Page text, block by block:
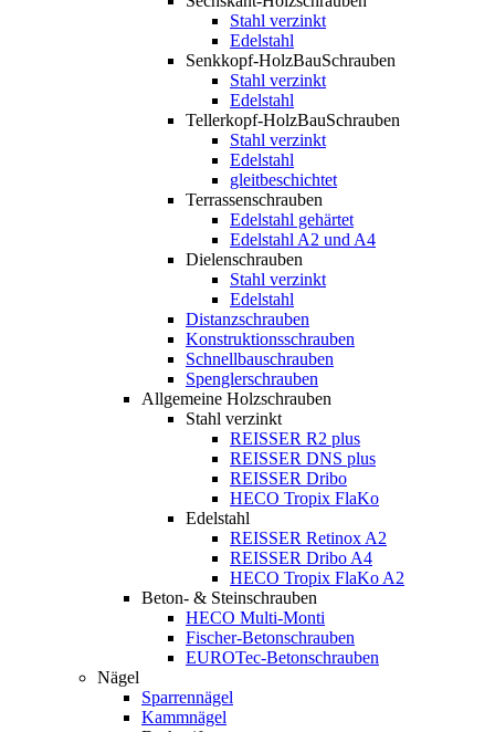
Stahl verzinkt
Edelstahl
Senkkopf-HolzBauSchrauben
Stahl verzinkt
Edelstahl
Tellerkopf-HolzBauSchrauben
Stahl verzinkt
Edelstahl
gleitbeschichtet
Terrassenschrauben
Edelstahl gehärtet
Edelstahl A2 und A4
Dielenschrauben
Stahl verzinkt
Edelstahl
Distanzschrauben
Konstruktionsschrauben
Schnellbauschrauben
Spenglerschrauben
Allgemeine Holzschrauben
Stahl verzinkt
REISSER R2 plus
REISSER DNS plus
REISSER Dribo
HECO Tropix FlaKo
Edelstahl
REISSER Retinox A2
REISSER Dribo A4
HECO Tropix FlaKo A2
Beton- & Steinschrauben
HECO Multi-Monti
Fischer-Betonschrauben
EUROTec-Betonschrauben
Nägel
Sparrennägel
Kammnägel